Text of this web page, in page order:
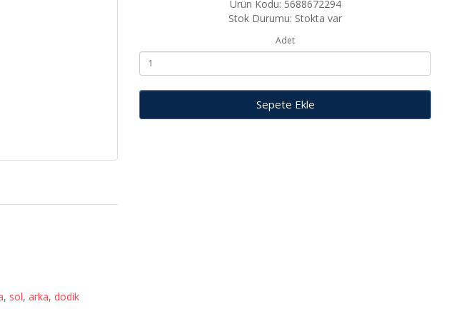
Ürün Kodu: 5688672294
Stok Durumu: Stokta var
Adet
Sepete Ekle
, sol, arka, dodik